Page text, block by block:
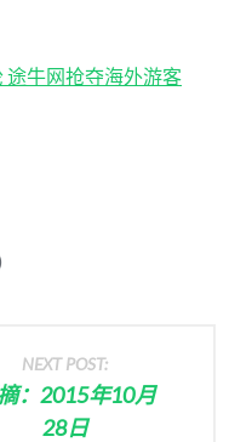
途牛网抢夺海外游客
NEXT POST:
：2015年10月
28日